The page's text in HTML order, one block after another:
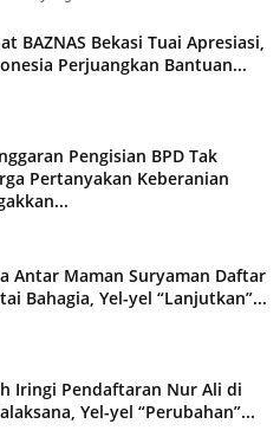
BAZNAS Bekasi Tuai Apresiasi,
Perjuangkan Bantuan...
Pengisian BPD Tak
Pertanyakan Keberanian
Antar Maman Suryaman Daftar
Bahagia, Yel-yel “Lanjutkan”...
Iringi Pendaftaran Nur Ali di
Yel-yel “Perubahan”...